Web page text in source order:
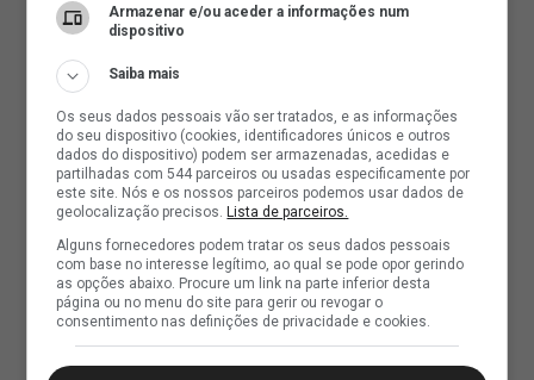
Armazenar e/ou aceder a informações num
dispositivo
Saiba mais
Os seus dados pessoais vão ser tratados, e as informações
do seu dispositivo (cookies, identificadores únicos e outros
dados do dispositivo) podem ser armazenadas, acedidas e
partilhadas com 544 parceiros ou usadas especificamente por
este site. Nós e os nossos parceiros podemos usar dados de
geolocalização precisos.Lista de parceiros.
Alguns fornecedores podem tratar os seus dados pessoais
com base no interesse legítimo, ao qual se pode opor gerindo
as opções abaixo. Procure um link na parte inferior desta
página ou no menu do site para gerir ou revogar o
consentimento nas definições de privacidade e cookies.